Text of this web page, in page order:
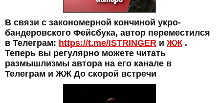
В связи с закономерной кончиной укро-
бандеровского Фейсбука, автор переместился
в Телеграм: https://t.me/ISTRINGER и ЖЖ .
Теперь вы регулярно можете читать
размышлизмы автора на его канале в
Телеграм и ЖЖ До скорой встречи